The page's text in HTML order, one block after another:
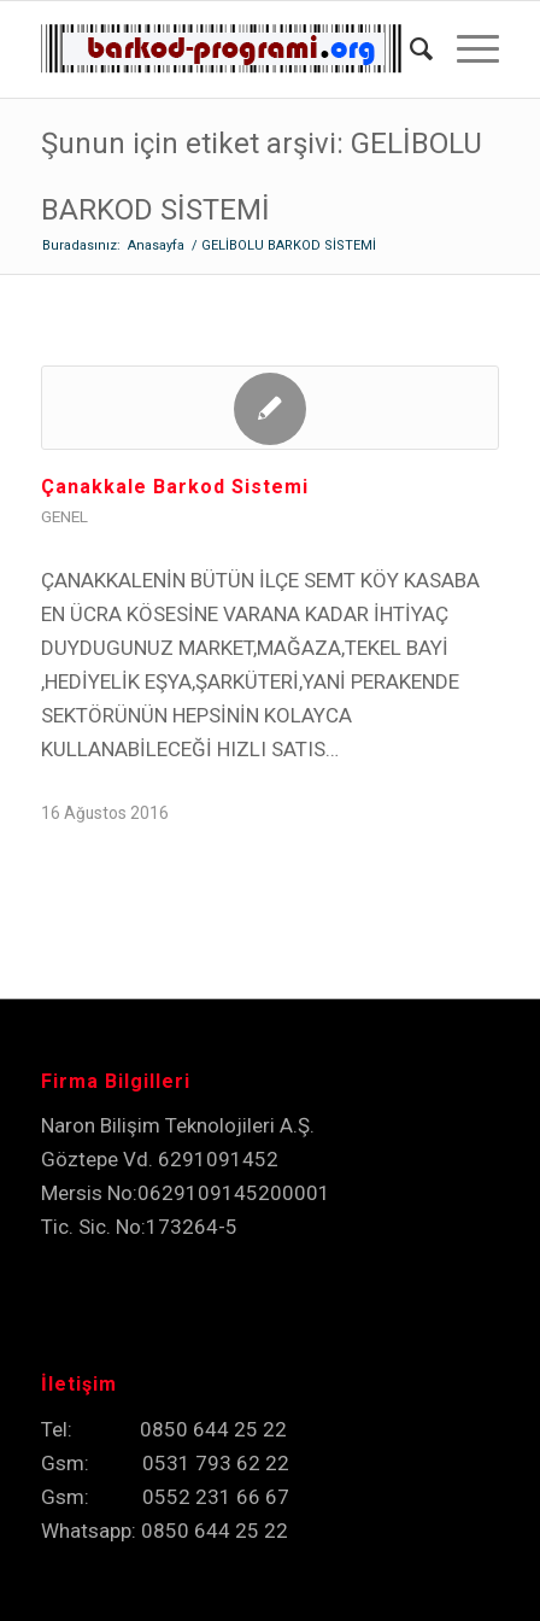
Şunun için etiket arşivi: GELİBOLU
BARKOD SİSTEMİ
Buradasınız: Anasayfa / GELİBOLU BARKOD SİSTEMİ
Çanakkale Barkod Sistemi
GENEL
ÇANAKKALENİN BÜTÜN İLÇE SEMT KÖY KASABA
EN ÜCRA KÖSESİNE VARANA KADAR İHTİYAÇ
DUYDUGUNUZ MARKET,MAĞAZA,TEKEL BAYİ
,HEDİYELİK EŞYA,ŞARKÜTERİ,YANİ PERAKENDE
SEKTÖRÜNÜN HEPSİNİN KOLAYCA
KULLANABİLECEĞİ HIZLI SATIS…
16 Ağustos 2016
Firma Bilgilleri
Naron Bilişim Teknolojileri A.Ş.
Göztepe Vd. 6291091452
Mersis No:0629109145200001
Tic. Sic. No:173264-5
İletişim
Tel: 0850 644 25 22
Gsm: 0531 793 62 22
Gsm: 0552 231 66 67
Whatsapp: 0850 644 25 22